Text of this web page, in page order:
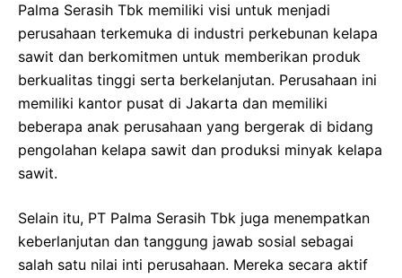
Palma Serasih Tbk memiliki visi untuk menjadi
perusahaan terkemuka di industri perkebunan kelapa
sawit dan berkomitmen untuk memberikan produk
berkualitas tinggi serta berkelanjutan. Perusahaan ini
memiliki kantor pusat di Jakarta dan memiliki
beberapa anak perusahaan yang bergerak di bidang
pengolahan kelapa sawit dan produksi minyak kelapa
sawit.
Selain itu, PT Palma Serasih Tbk juga menempatkan
keberlanjutan dan tanggung jawab sosial sebagai
salah satu nilai inti perusahaan. Mereka secara aktif